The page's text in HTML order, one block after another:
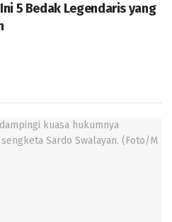
5 Bedak Legendaris yang